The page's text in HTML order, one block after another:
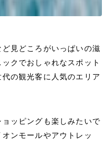
見どころがいっぱいの滋
クでおしゃれなスポット
の観光客に人気のエリア
ッピングも楽しみたいで
ンモールやアウトレッ